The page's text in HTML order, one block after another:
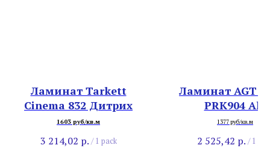
Ламинат Tarkett
Cinema 832 Дитрих
1603 руб/кв.м
3 214,02 р. / 1 pack
Ламинат AGT
PRK904 Alp
1377 руб/кв.м
2 525,42 р. / 1